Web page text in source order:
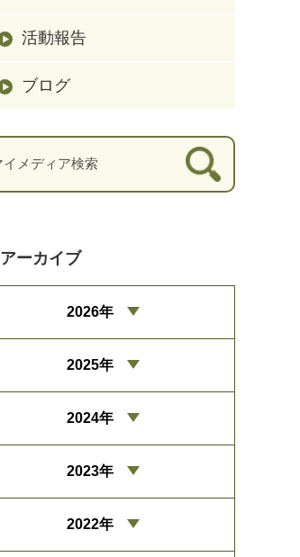
活動報告
ブログ
アーカイブ
2026年
2025年
2024年
2023年
2022年